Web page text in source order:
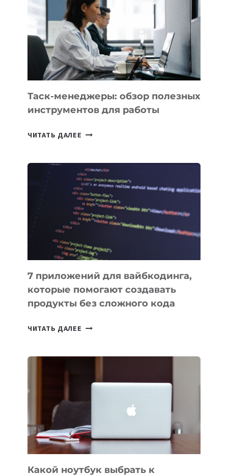
ПРЕДМЕТЫ
ПО
ИСКУССТВЕННОМУ
ИНТЕЛЛЕКТУ
Таск-менеджеры: обзор полезных
инструментов для работы
ЧИТАТЬ ДАЛЕЕ ТАСК-
ПОЛЕЗНЫХ
ИНСТРУМЕНТОВ
ДЛЯ
РАБОТЫ
7 приложений для вайбкодинга,
которые помогают создавать
продукты без сложного кода
ЧИТАТЬ ДАЛЕЕ
СОЗДАВАТЬ
БЕЗ
СЛОЖНОГО
КОДА
Какой ноутбук выбрать к